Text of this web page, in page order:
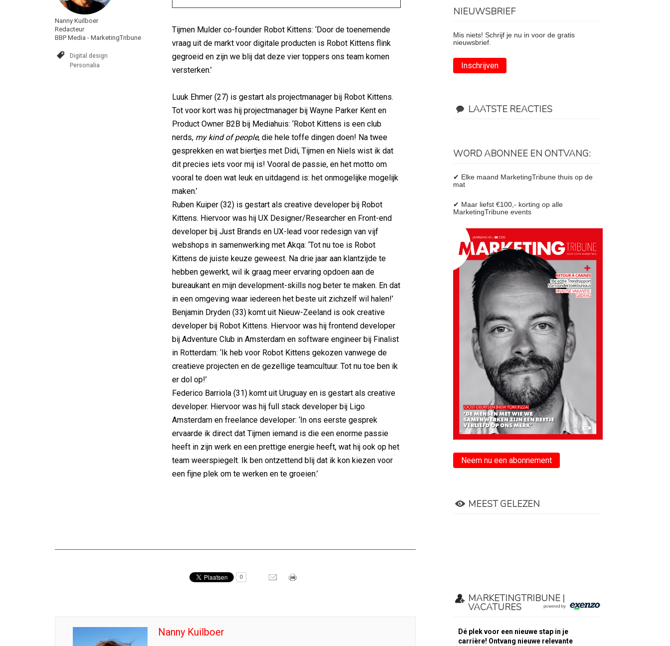
Nanny Kuilboer
Redacteur
BBP Media - MarketingTribune
Digital design
Personalia
Tijmen Mulder co-founder Robot Kittens: ‘Door de toenemende
vraag uit de markt voor digitale producten is Robot Kittens flink
gegroeid en zijn we blij dat deze vier toppers ons team komen
versterken.’
Luuk Ehmer (27) is gestart als projectmanager bij Robot Kittens.
Tot voor kort was hij projectmanager bij Wayne Parker Kent en
Product Owner B2B bij Mediahuis: ‘Robot Kittens is een club
nerds, my kind of people, die hele toffe dingen doen! Na twee
gesprekken en wat biertjes met Didi, Tijmen en Niels wist ik dat
dit precies iets voor mij is! Vooral de passie, en het motto om
vooral te doen wat leuk en uitdagend is: het onmogelijke mogelijk
maken.’
Ruben Kuiper (32) is gestart als creative developer bij Robot
Kittens. Hiervoor was hij UX Designer/Researcher en Front-end
developer bij Just Brands en UX-lead voor redesign van vijf
webshops in samenwerking met Akqa: ‘Tot nu toe is Robot
Kittens de juiste keuze geweest. Na drie jaar aan klantzijde te
hebben gewerkt, wil ik graag meer ervaring opdoen aan de
bureaukant en mijn development-skills nog beter te maken. En dat
in een omgeving waar iedereen het beste uit zichzelf wil halen!’
Benjamin Dryden (33) komt uit Nieuw-Zeeland is ook creative
developer bij Robot Kittens. Hiervoor was hij frontend developer
bij Adventure Club in Amsterdam en software engineer bij Finalist
in Rotterdam: ‘Ik heb voor Robot Kittens gekozen vanwege de
creatieve projecten en de gezellige teamcultuur. Tot nu toe ben ik
er dol op!’
Federico Barriola (31) komt uit Uruguay en is gestart als creative
developer. Hiervoor was hij full stack developer bij Ligo
Amsterdam en freelance developer: ‘In ons eerste gesprek
ervaarde ik direct dat Tijmen iemand is die een enorme passie
heeft in zijn werk en een prettige energie heeft, wat hij ook op het
team weerspiegelt. Ik ben ontzettend blij dat ik kon kiezen voor
een fijne plek om te werken en te groeien.’
0
Nanny Kuilboer
NIEUWSBRIEF
Mis niets! Schrijf je nu in voor de gratis
nieuwsbrief.
Inschrijven
LAATSTE REACTIES
WORD ABONNEE EN ONTVANG:
✔ Elke maand MarketingTribune thuis op de
mat
✔ Maar liefst €100,- korting op alle
MarketingTribune events
Neem nu een abonnement
MEEST GELEZEN
MARKETINGTRIBUNE |
VACATURES
Dé plek voor een nieuwe stap in je
carrière! Ontvang nieuwe relevante